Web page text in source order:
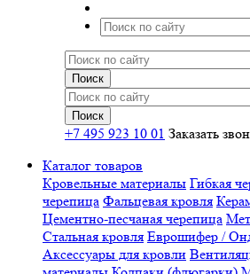
+7 495 923 10 01 Заказать
Каталог товаров
Кровельные материалы Гибкая
черепица Фальцевая кровля
Цементно-песчаная черепица
Стальная кровля Еврошифер /
Аксессуары для кровли